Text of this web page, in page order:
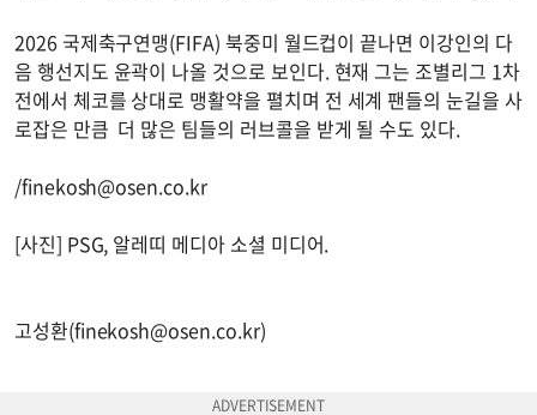
2026 국제축구연맹(FIFA) 북중미 월드컵이 끝나면 이강인의 다
음 행선지도 윤곽이 나올 것으로 보인다. 현재 그는 조별리그 1차
전에서 체코를 상대로 맹활약을 펼치며 전 세계 팬들의 눈길을 사
로잡은 만큼 더 많은 팀들의 러브콜을 받게 될 수도 있다.
/finekosh@osen.co.kr
[사진] PSG, 알레띠 메디아 소셜 미디어.
고성환(finekosh@osen.co.kr)